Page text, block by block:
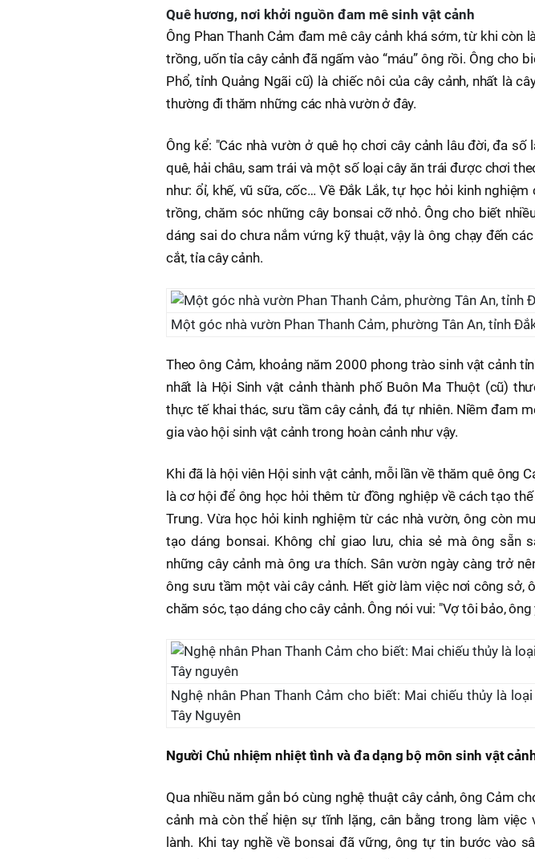
Quê hương, nơi khởi nguồn đam mê sinh vật cảnh
Ông Phan Thanh Cảm đam mê cây cảnh khá sớm, từ khi còn
trồng, uốn tỉa cây cảnh đã ngấm vào “máu” ông rồi. Ông cho
Phổ, tỉnh Quảng Ngãi cũ) là chiếc nôi của cây cảnh, nhất là
thường đi thăm những các nhà vườn ở đây.
Ông kể: "Các nhà vườn ở quê họ chơi cây cảnh lâu đời, đa số
quê, hải châu, sam trái và một số loại cây ăn trái được chơi
như: ổỉ, khế, vũ sữa, cốc… Về Đắk Lắk, tự học hỏi kinh
trồng, chăm sóc những cây bonsai cỡ nhỏ. Ông cho biết
dáng sai do chưa nắm vứng kỹ thuật, vậy là ông chạy đến
cắt, tỉa cây cảnh.
Một góc nhà vườn Phan Thanh Cảm, phường Tân An, tỉnh
Theo ông Cảm, khoảng năm 2000 phong trào sinh vật cảnh
nhất là Hội Sinh vật cảnh thành phố Buôn Ma Thuột (cũ)
thực tế khai thác, sưu tầm cây cảnh, đá tự nhiên. Niềm đam
gia vào hội sinh vật cảnh trong hoàn cảnh như vậy.
Khi đã là hội viên Hội sinh vật cảnh, mỗi lần về thăm quê ông
là cơ hội để ông học hỏi thêm từ đồng nghiệp về cách tạo
Trung. Vừa học hỏi kinh nghiệm từ các nhà vườn, ông còn
tạo dáng bonsai. Không chỉ giao lưu, chia sẻ mà ông sẵn
những cây cảnh mà ông ưa thích. Sân vườn ngày càng trở
ông sưu tầm một vài cây cảnh. Hết giờ làm việc nơi công sở,
chăm sóc, tạo dáng cho cây cảnh. Ông nói vui: "Vợ tôi bảo, ông
Nghệ nhân Phan Thanh Cảm cho biết: Mai chiếu thủy là
Tây Nguyên
Người Chủ nhiệm nhiệt tình và đa dạng bộ môn sinh vật
Qua nhiều năm gắn bó cùng nghệ thuật cây cảnh, ông Cảm
cảnh mà còn thể hiện sự tĩnh lặng, cân bằng trong làm
lành. Khi tay nghề về bonsai đã vững, ông tự tin bước vào